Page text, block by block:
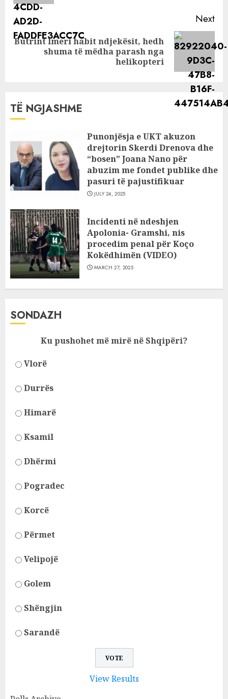
Next
Next
Butrint Imeri habit ndjekësit, hedh
shuma të mëdha parash nga
helikopteri
TË NGJASHME
Punonjësja e UKT akuzon
drejtorin Skerdi Drenova dhe
“bosen” Joana Nano për
abuzim me fondet publike dhe
pasuri të pajustifikuar
JULY 24, 2025
Incidenti në ndeshjen
Apolonia- Gramshi, nis
procedim penal për Koço
Kokëdhimën (VIDEO)
MARCH 27, 2025
SONDAZH
Ku pushohet më mirë në Shqipëri?
Vlorë
Durrës
Himarë
Ksamil
Dhërmi
Pogradec
Korcë
Përmet
Velipojë
Golem
Shëngjin
Sarandë
View Results